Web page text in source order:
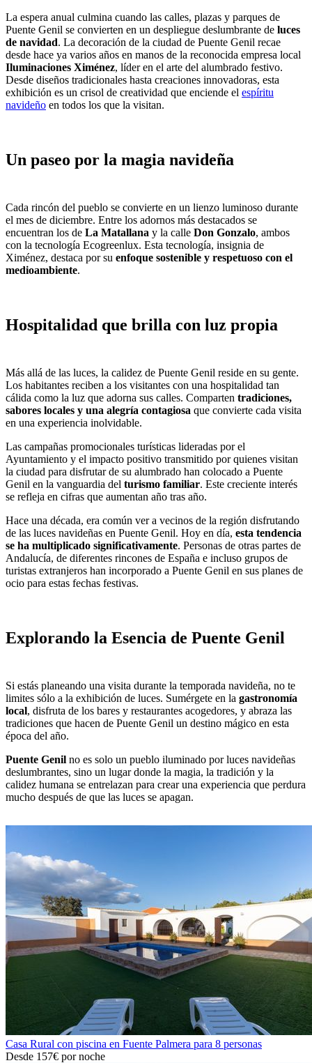
La espera anual culmina cuando las calles, plazas y parques de
Puente Genil se convierten en un despliegue deslumbrante de luces
de navidad. La decoración de la ciudad de Puente Genil recae
desde hace ya varios años en manos de la reconocida empresa local
Iluminaciones Ximénez, líder en el arte del alumbrado festivo.
Desde diseños tradicionales hasta creaciones innovadoras, esta
exhibición es un crisol de creatividad que enciende el espíritu
navideño en todos los que la visitan.
Un paseo por la magia navideña
Cada rincón del pueblo se convierte en un lienzo luminoso durante
el mes de diciembre. Entre los adornos más destacados se
encuentran los de La Matallana y la calle Don Gonzalo, ambos
con la tecnología Ecogreenlux. Esta tecnología, insignia de
Ximénez, destaca por su enfoque sostenible y respetuoso con el
medioambiente.
Hospitalidad que brilla con luz propia
Más allá de las luces, la calidez de Puente Genil reside en su gente.
Los habitantes reciben a los visitantes con una hospitalidad tan
cálida como la luz que adorna sus calles. Comparten tradiciones,
sabores locales y una alegría contagiosa que convierte cada visita
en una experiencia inolvidable.
Las campañas promocionales turísticas lideradas por el
Ayuntamiento y el impacto positivo transmitido por quienes visitan
la ciudad para disfrutar de su alumbrado han colocado a Puente
Genil en la vanguardia del turismo familiar. Este creciente interés
se refleja en cifras que aumentan año tras año.
Hace una década, era común ver a vecinos de la región disfrutando
de las luces navideñas en Puente Genil. Hoy en día, esta tendencia
se ha multiplicado significativamente. Personas de otras partes de
Andalucía, de diferentes rincones de España e incluso grupos de
turistas extranjeros han incorporado a Puente Genil en sus planes de
ocio para estas fechas festivas.
Explorando la Esencia de Puente Genil
Si estás planeando una visita durante la temporada navideña, no te
limites sólo a la exhibición de luces. Sumérgete en la gastronomía
local, disfruta de los bares y restaurantes acogedores, y abraza las
tradiciones que hacen de Puente Genil un destino mágico en esta
época del año.
Puente Genil no es solo un pueblo iluminado por luces navideñas
deslumbrantes, sino un lugar donde la magia, la tradición y la
calidez humana se entrelazan para crear una experiencia que perdura
mucho después de que las luces se apagan.
Casa Rural con piscina en Fuente Palmera para 8 personas
Desde 157€ por noche